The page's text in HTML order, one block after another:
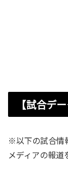
【試合デ
※以下の試合情
メディアの報道